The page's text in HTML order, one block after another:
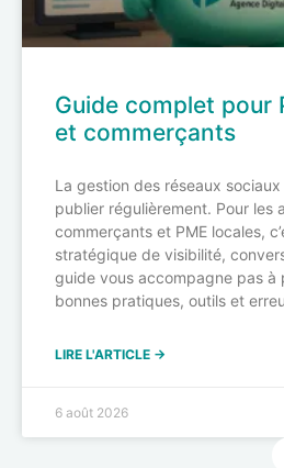
Guide complet pour
et commerçants
La gestion des réseaux
publier régulièrement. Pour les
commerçants et PME locales,
stratégique de visibilité,
guide vous accompagne pas
bonnes pratiques, outils et
LIRE L'ARTICLE →
6 août 2026